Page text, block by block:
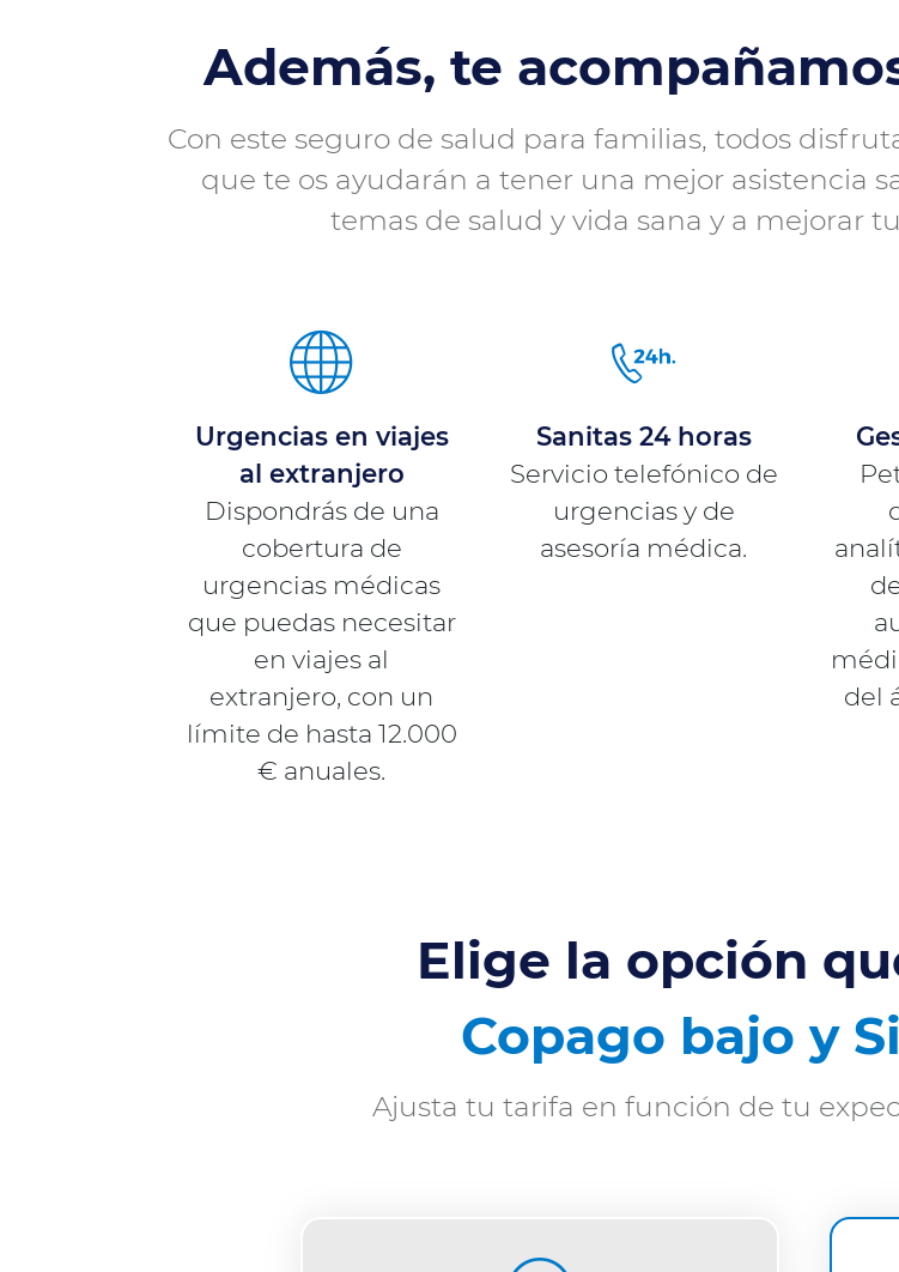
Además, te
Con este seguro de salud para familias, todos
que te os ayudarán a tener una mejor asistencia
temas de salud y vida sana y a mejorar
Urgencias en viajes
al extranjero
Dispondrás de una
cobertura de
urgencias médicas
que puedas necesitar
en viajes al
extranjero, con un
límite de hasta 12.000
€ anuales.
Sanitas 24 horas
Servicio telefónico de
urgencias y de
asesoría médica.
del
Elige la opción
Copago bajo y
Ajusta tu tarifa en función de tu